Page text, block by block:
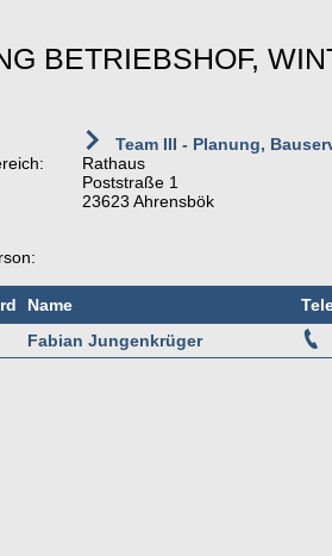
BETRIEBSHOF,
Team III - Planung,
Rathaus
Poststraße 1
23623 Ahrensbök
Name
Fabian Jungenkrüger